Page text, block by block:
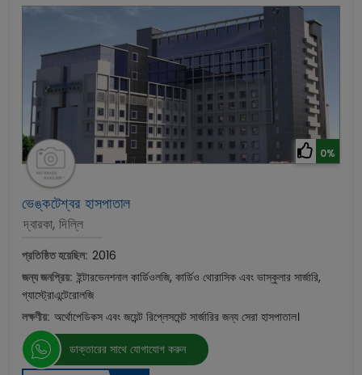
0%
ভেঙ্কটেশ্বর হাসপাতাল
দ্বারকা, দিল্লি
প্রতিষ্ঠিত হয়েছিল: 2016
জন্য জনপ্রিয়: ইন্টারভেনশনাল কার্ডিওলজি, কার্ডিও থোরাসিক এবং ভাস্কুলার সার্জারি,
গ্যাস্ট্রোএন্টেরোলজি
লক্ষণীয়: অর্থোপেডিকস এবং জয়েন্ট রিপ্লেসমেন্ট সার্জারির জন্য সেরা হাসপাতাল।
ডাক্তারের সাথে যোগাযোগ করুন